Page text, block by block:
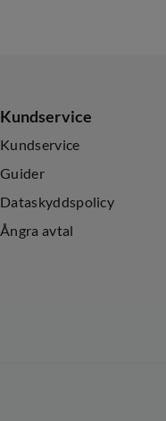
Kundservice
Kundservice
Guider
Dataskyddspolicy
Ångra avtal